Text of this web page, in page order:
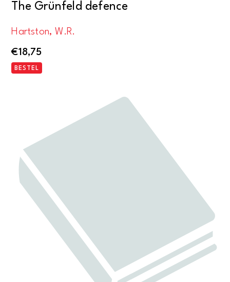
The Grünfeld defence
Hartston, W.R.
€18,75
BESTEL